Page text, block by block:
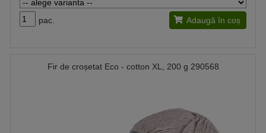
pac. Adaugă în coș
Fir de croșetat Eco - cotton XL, 200 g 290568